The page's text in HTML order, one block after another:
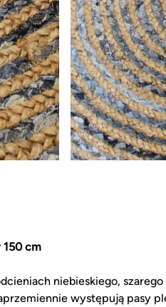
150 cm
niebieskiego,
występują pasy